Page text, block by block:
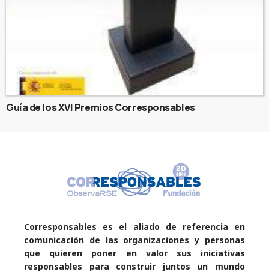
Guía de los XVI Premios Corresponsables
Corresponsables es el aliado de referencia en
comunicación de las organizaciones y personas
que quieren poner en valor sus iniciativas
responsables para construir juntos un mundo